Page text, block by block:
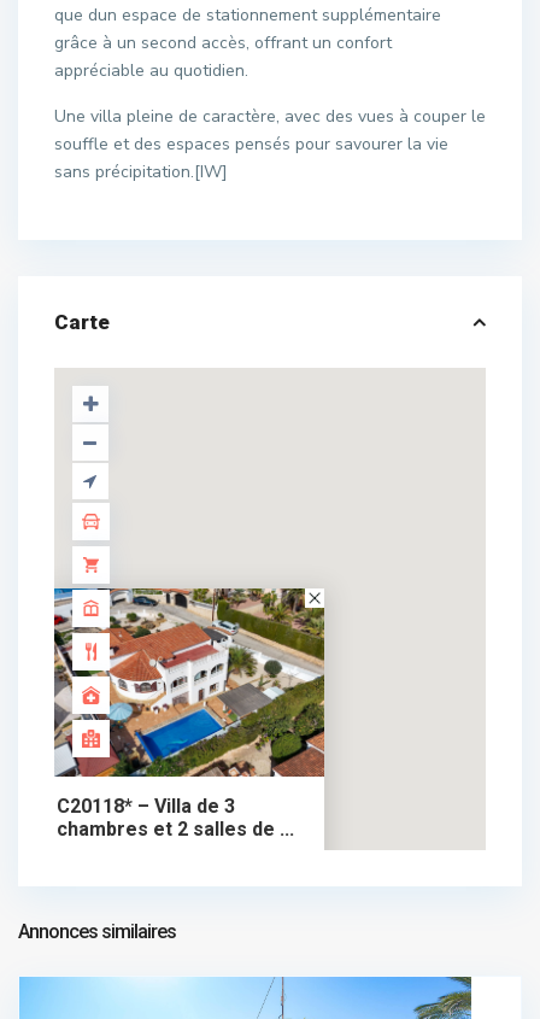
que dun espace de stationnement supplémentaire
grâce à un second accès, offrant un confort
appréciable au quotidien.
Une villa pleine de caractère, avec des vues à couper le
souffle et des espaces pensés pour savourer la vie
sans précipitation.[IW]
Carte
C20118* – Villa de 3
chambres et 2 salles de ...
495.000 €
Annonces similaires